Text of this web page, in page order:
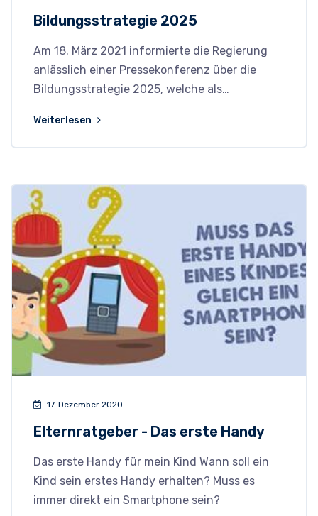
Bildungsstrategie 2025
Am 18. März 2021 informierte die Regierung
anlässlich einer Pressekonferenz über die
Bildungsstrategie 2025, welche als…
Weiterlesen
17. Dezember 2020
Elternratgeber - Das erste Handy
Das erste Handy für mein Kind Wann soll ein
Kind sein erstes Handy erhalten? Muss es
immer direkt ein Smartphone sein?